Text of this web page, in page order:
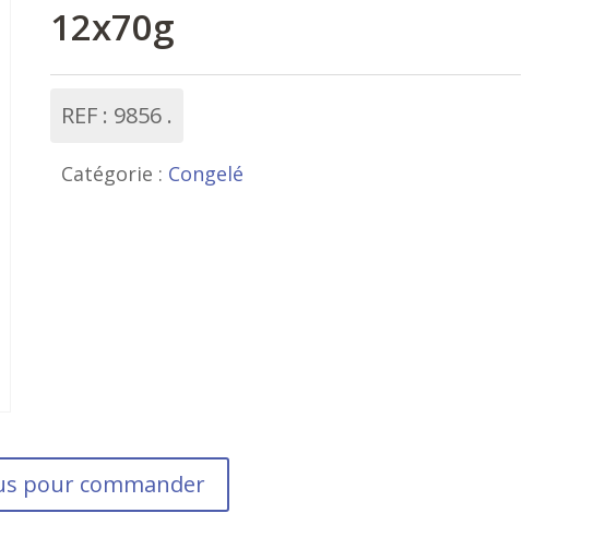
12x70g
REF : 9856
Catégorie : Congelé
pour commander